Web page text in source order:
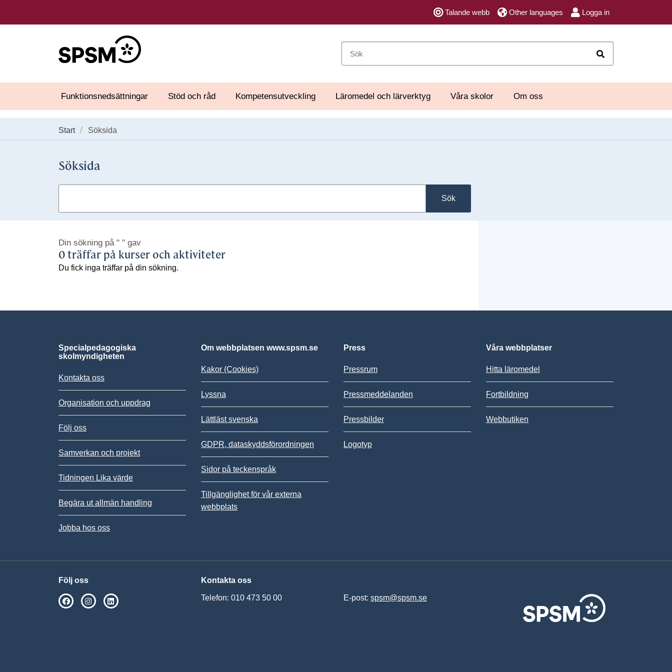
Talande webb Other languages Logga in
Funktionsnedsättningar Stöd och råd Kompetensutveckling Läromedel och lärverktyg Våra skolor Om oss
Start Söksida
Söksida
Sök
Din sökning på " " gav
0 träffar på kurser och aktiviteter
Du fick inga träffar på din sökning.
Specialpedagogiska
skolmyndigheten
Kontakta oss
Organisation och uppdrag
Följ oss
Samverkan och projekt
Tidningen Lika värde
Begära ut allmän handling
Jobba hos oss
Om webbplatsen www.spsm.se
Kakor (Cookies)
Lyssna
Lättläst svenska
GDPR, dataskyddsförordningen
Sidor på teckenspråk
Tillgänglighet för vår externa
webbplats
Press
Pressrum
Pressmeddelanden
Pressbilder
Logotyp
Våra webbplatser
Hitta läromedel
Fortbildning
Webbutiken
Följ oss
SPSM på Facebook
SPSM på Instagram
Kontakta oss
Telefon: 010 473 50 00 E-post: spsm@spsm.se